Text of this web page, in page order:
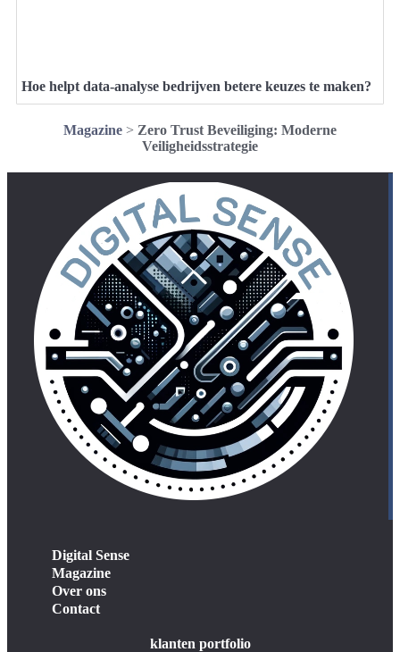
Hoe helpt data-analyse bedrijven betere keuzes te maken?
Magazine > Zero Trust Beveiliging: Moderne
Veiligheidsstrategie
Digital Sense
Magazine
Over ons
Contact
klanten portfolio